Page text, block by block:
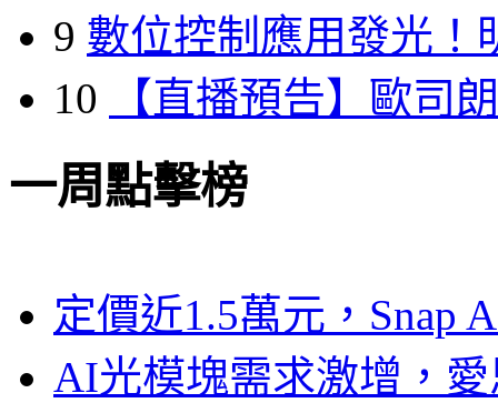
9 數位控制應用發光！
10
【直播預告】歐司
一周點擊榜
定價近1.5萬元，Snap
AI光模塊需求激增，